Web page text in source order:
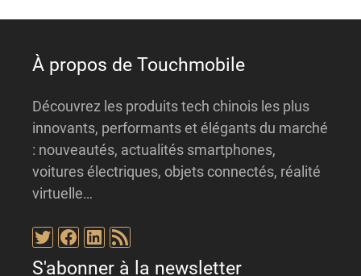
À propos de Touchmobile
Découvrez les produits tech chinois les plus
innovants, performants et élégants du marché
: nouveautés, actualités smartphones,
voitures électriques, objets connectés, réalité
virtuelle…
Twitter
Facebook
LinkedIn
Flux RSS
S'abonner à la newsletter